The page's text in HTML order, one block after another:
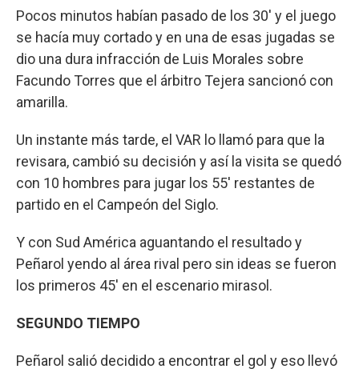
Pocos minutos habían pasado de los 30' y el juego
se hacía muy cortado y en una de esas jugadas se
dio una dura infracción de Luis Morales sobre
Facundo Torres que el árbitro Tejera sancionó con
amarilla.
Un instante más tarde, el VAR lo llamó para que la
revisara, cambió su decisión y así la visita se quedó
con 10 hombres para jugar los 55' restantes de
partido en el Campeón del Siglo.
Y con Sud América aguantando el resultado y
Peñarol yendo al área rival pero sin ideas se fueron
los primeros 45' en el escenario mirasol.
SEGUNDO TIEMPO
Peñarol salió decidido a encontrar el gol y eso llevó